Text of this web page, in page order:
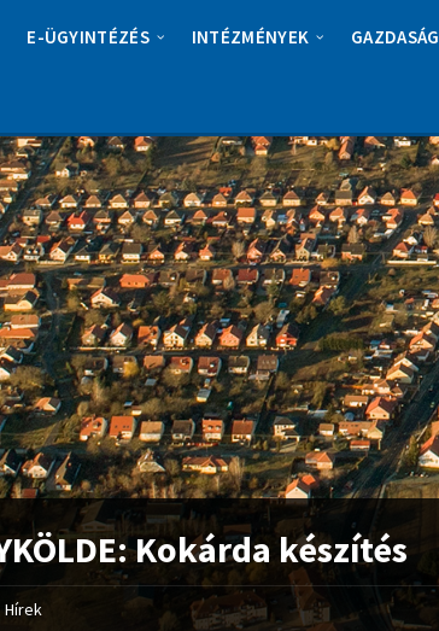
E-ÜGYINTÉZÉS INTÉZMÉNYEK GAZDASÁG
Kokárda készítés
Hírek